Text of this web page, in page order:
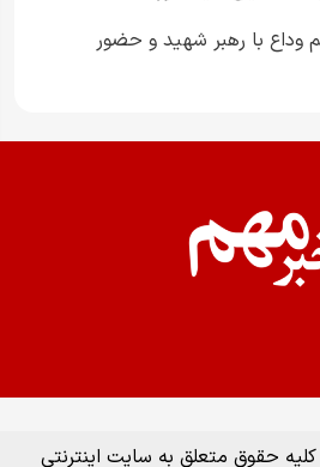
وداع با رهبر شهید و حضور
حقوق متعلق به سایت اینترنتی